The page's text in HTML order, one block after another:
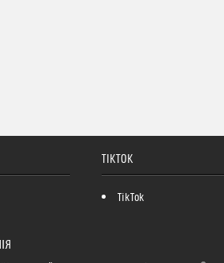
TIKTOK
TikTok